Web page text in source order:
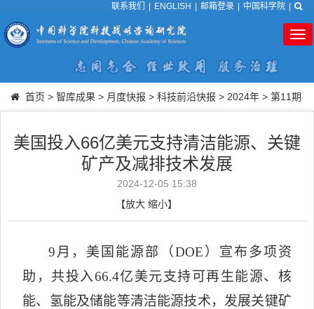
联系我们 ENGLISH 邮箱登录 中国科学院
首页 > 智库成果 > 月度快报 > 科技前沿快报 > 2024年 > 第11期
美国投入66亿美元支持清洁能源、关键
矿产及减排技术发展
2024-12-05 15:38
【放大 缩小】
9 月，美国能源部（DOE ）宣布多项资
助，共投入66.4亿美元支持可再生能源、核
能、氢能及储能等清洁能源技术，发展关键矿